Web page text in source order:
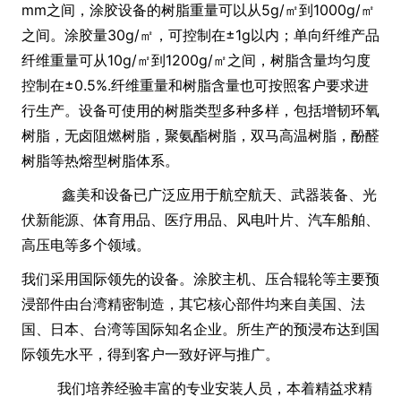
mm之间，涂胶设备的树脂重量可以从5g/㎡到1000g/㎡
之间。涂胶量30g/㎡，可控制在±1g以内；单向纤维产品
纤维重量可从10g/㎡到1200g/㎡之间，树脂含量均匀度
控制在±0.5%.纤维重量和树脂含量也可按照客户要求进
行生产。设备可使用的树脂类型多种多样，包括增韧环氧
树脂，无卤阻燃树脂，聚氨酯树脂，双马高温树脂，酚醛
树脂等热熔型树脂体系。
鑫美和设备已广泛应用于航空航天、武器装备、光
伏新能源、体育用品、医疗用品、风电叶片、汽车船舶、
高压电等多个领域。
我们采用国际领先的设备。涂胶主机、压合辊轮等主要预
浸部件由台湾精密制造，其它核心部件均来自美国、法
国、日本、台湾等国际知名企业。所生产的预浸布达到国
际领先水平，得到客户一致好评与推广。
我们培养经验丰富的专业安装人员，本着精益求精